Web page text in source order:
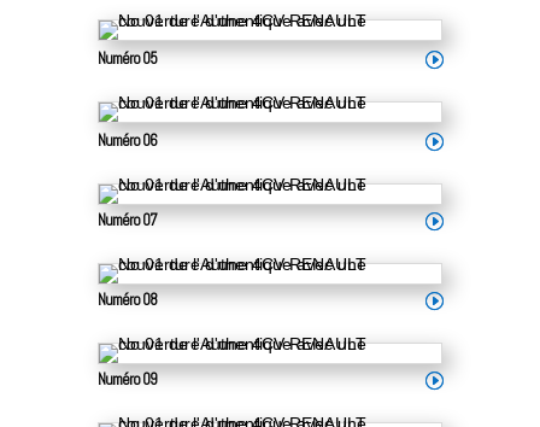
Numéro 05
Numéro 06
Numéro 07
Numéro 08
Numéro 09